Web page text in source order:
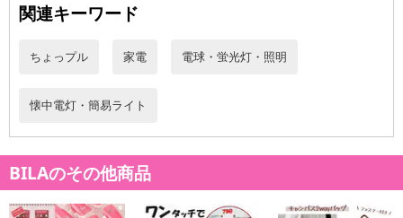
関連キーワード
ちょっプル 家電 電球・蛍光灯・照明
懐中電灯・簡易ライト
BILAのその他商品